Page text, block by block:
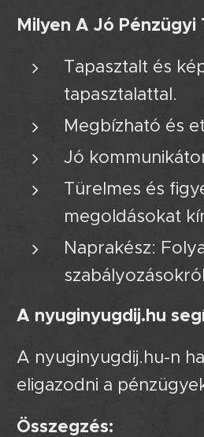
Milyen A Jó Pénzügyi
Tapasztalt és
tapasztalattal.
Megbízható és
Jó
Türelmes és
megoldásokat
Naprakész:
A nyuginyugdij.hu
A nyuginyugdij.hu-n
eligazodni a
Összegzés: